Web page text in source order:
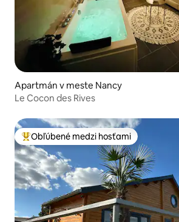
Apartmán v meste Nancy
Le Cocon des Rives
Najobľúbenejšie medzi hosťami
Obľúbené medzi hosťami